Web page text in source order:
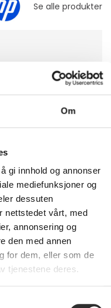
Om
gi innhold og annonser
mediefunksjoner og
dessuten
nettstedet vårt, med
annonsering og
den med annen
for dem, eller som de
tjenestene deres.
serviceavtale - 3